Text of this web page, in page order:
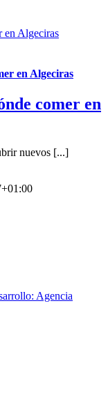
en Algeciras
en Algeciras
comer en
nuevos [...]
Agencia